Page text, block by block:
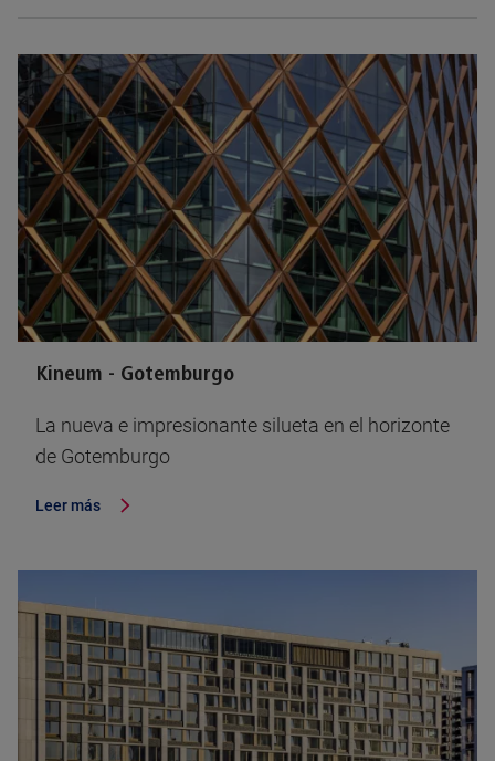
Kineum - Gotemburgo
La nueva e impresionante silueta en el horizonte
de Gotemburgo
Leer más